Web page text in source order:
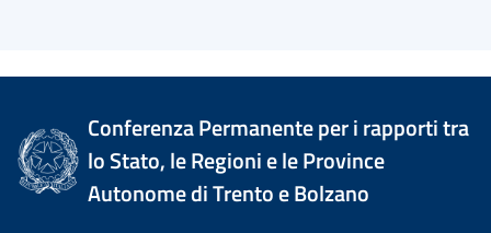
Conferenza Permanente per i rapporti tra
lo Stato, le Regioni e le Province
Autonome di Trento e Bolzano